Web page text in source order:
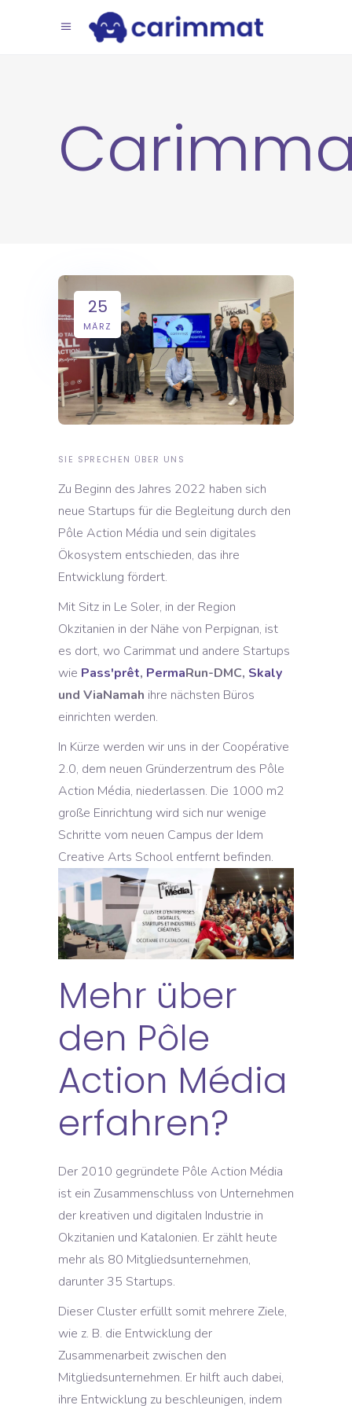
25
MÄRZ
SIE SPRECHEN ÜBER UNS
Zu Beginn des Jahres 2022 haben sich
neue Startups für die Begleitung durch den
Pôle Action Média und sein digitales
Ökosystem entschieden, das ihre
Entwicklung fördert.
Mit Sitz in Le Soler, in der Region
Okzitanien in der Nähe von Perpignan, ist
es dort, wo Carimmat und andere Startups
wie Pass'prêt, PermaRun-DMC, Skaly
und ViaNamah ihre nächsten Büros
einrichten werden.
In Kürze werden wir uns in der Coopérative
2.0, dem neuen Gründerzentrum des Pôle
Action Média, niederlassen. Die 1000 m2
große Einrichtung wird sich nur wenige
Schritte vom neuen Campus der Idem
Creative Arts School entfernt befinden.
Mehr über
den Pôle
Action Média
erfahren?
Der 2010 gegründete Pôle Action Média
ist ein Zusammenschluss von Unternehmen
der kreativen und digitalen Industrie in
Okzitanien und Katalonien. Er zählt heute
mehr als 80 Mitgliedsunternehmen,
darunter 35 Startups.
Dieser Cluster erfüllt somit mehrere Ziele,
wie z. B. die Entwicklung der
Zusammenarbeit zwischen den
Mitgliedsunternehmen. Er hilft auch dabei,
ihre Entwicklung zu beschleunigen, indem